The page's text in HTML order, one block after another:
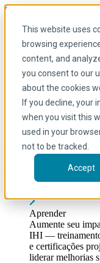
This website uses
browsing
content, and
you consent to our
about the cookies
If you decline, your
when you visit this
used in your
not to be tracked.
Accept
Skip to main content
Portuguese
Arabic
Inglês
Francês
Portuguese
Spanish
Aprender
Aumente seu
IHI —
e certificações
liderar melhorias